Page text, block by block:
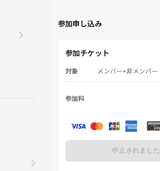
参加申し込み
参加チケット
対象 メンバー+非メンバー
参加料
中止されました